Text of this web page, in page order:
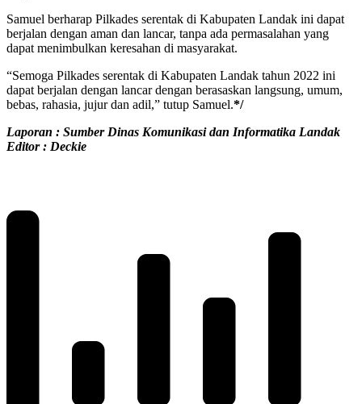
Samuel berharap Pilkades serentak di Kabupaten Landak ini dapat
berjalan dengan aman dan lancar, tanpa ada permasalahan yang
dapat menimbulkan keresahan di masyarakat.
“Semoga Pilkades serentak di Kabupaten Landak tahun 2022 ini
dapat berjalan dengan lancar dengan berasaskan langsung, umum,
bebas, rahasia, jujur dan adil,” tutup Samuel.*/
Laporan : Sumber Dinas Komunikasi dan Informatika Landak
Editor : Deckie